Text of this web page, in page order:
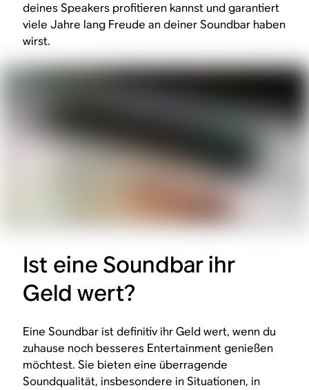
deines Speakers profitieren kannst und garantiert
viele Jahre lang Freude an deiner Soundbar haben
wirst.
Ist eine Soundbar ihr
Geld wert?
Eine Soundbar ist definitiv ihr Geld wert, wenn du
zuhause noch besseres Entertainment genießen
möchtest. Sie bieten eine überragende
Soundqualität, insbesondere in Situationen, in